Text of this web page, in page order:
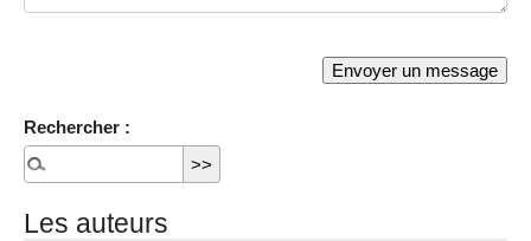
Rechercher :
Les auteurs